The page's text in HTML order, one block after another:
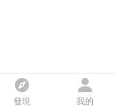
發現 我的